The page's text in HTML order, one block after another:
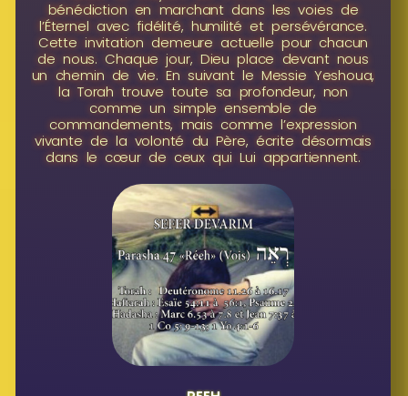
bénédiction en marchant dans les voies de
l’Éternel avec fidélité, humilité et persévérance.
Cette invitation demeure actuelle pour chacun
de nous. Chaque jour, Dieu place devant nous
un chemin de vie. En suivant le Messie Yeshoua,
la Torah trouve toute sa profondeur, non
comme un simple ensemble de
commandements, mais comme l’expression
vivante de la volonté du Père, écrite désormais
dans le cœur de ceux qui Lui appartiennent.